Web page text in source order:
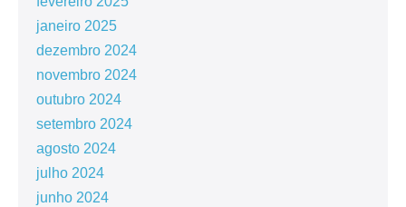
janeiro 2025
dezembro 2024
novembro 2024
outubro 2024
setembro 2024
agosto 2024
julho 2024
junho 2024